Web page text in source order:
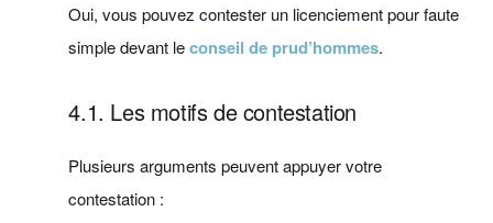
Oui, vous pouvez contester un licenciement pour faute
simple devant leconseil de prud’hommes.
4.1. Les motifs de contestation
Plusieurs arguments peuvent appuyer votre
contestation :